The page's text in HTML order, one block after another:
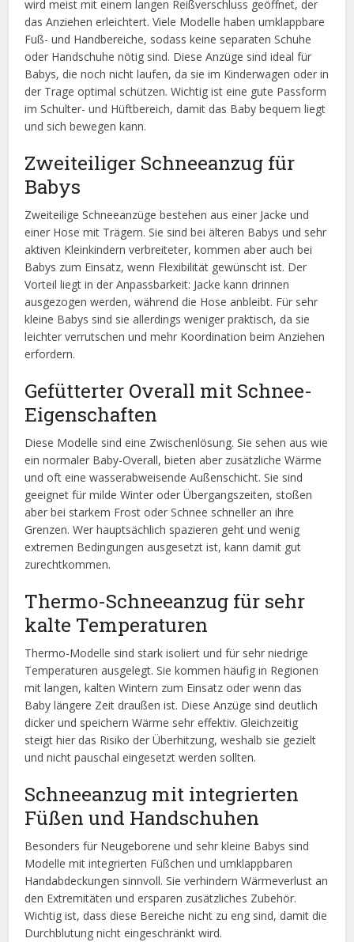
wird meist mit einem langen Reißverschluss geöffnet, der
das Anziehen erleichtert. Viele Modelle haben umklappbare
Fuß- und Handbereiche, sodass keine separaten Schuhe
oder Handschuhe nötig sind. Diese Anzüge sind ideal für
Babys, die noch nicht laufen, da sie im Kinderwagen oder in
der Trage optimal schützen. Wichtig ist eine gute Passform
im Schulter- und Hüftbereich, damit das Baby bequem liegt
und sich bewegen kann.
Zweiteiliger Schneeanzug für
Babys
Zweiteilige Schneeanzüge bestehen aus einer Jacke und
einer Hose mit Trägern. Sie sind bei älteren Babys und sehr
aktiven Kleinkindern verbreiteter, kommen aber auch bei
Babys zum Einsatz, wenn Flexibilität gewünscht ist. Der
Vorteil liegt in der Anpassbarkeit: Jacke kann drinnen
ausgezogen werden, während die Hose anbleibt. Für sehr
kleine Babys sind sie allerdings weniger praktisch, da sie
leichter verrutschen und mehr Koordination beim Anziehen
erfordern.
Gefütterter Overall mit Schnee-
Eigenschaften
Diese Modelle sind eine Zwischenlösung. Sie sehen aus wie
ein normaler Baby-Overall, bieten aber zusätzliche Wärme
und oft eine wasserabweisende Außenschicht. Sie sind
geeignet für milde Winter oder Übergangszeiten, stoßen
aber bei starkem Frost oder Schnee schneller an ihre
Grenzen. Wer hauptsächlich spazieren geht und wenig
extremen Bedingungen ausgesetzt ist, kann damit gut
zurechtkommen.
Thermo-Schneeanzug für sehr
kalte Temperaturen
Thermo-Modelle sind stark isoliert und für sehr niedrige
Temperaturen ausgelegt. Sie kommen häufig in Regionen
mit langen, kalten Wintern zum Einsatz oder wenn das
Baby längere Zeit draußen ist. Diese Anzüge sind deutlich
dicker und speichern Wärme sehr effektiv. Gleichzeitig
steigt hier das Risiko der Überhitzung, weshalb sie gezielt
und nicht pauschal eingesetzt werden sollten.
Schneeanzug mit integrierten
Füßen und Handschuhen
Besonders für Neugeborene und sehr kleine Babys sind
Modelle mit integrierten Füßchen und umklappbaren
Handabdeckungen sinnvoll. Sie verhindern Wärmeverlust an
den Extremitäten und ersparen zusätzliches Zubehör.
Wichtig ist, dass diese Bereiche nicht zu eng sind, damit die
Durchblutung nicht eingeschränkt wird.